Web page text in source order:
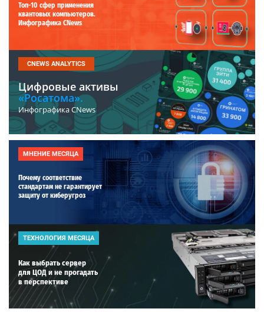
Топ-10 сфер применения
квантовых компьютеров.
Инфографика CNews
CNEWS ANALYTICS
Цифровые активы
«Росатома».
Инфографика CNews
МНЕНИЕ МЕСЯЦА
Почему соответствие
стандартам не гарантирует
защиту от киберугроз
ТЕХНОЛОГИЯ МЕСЯЦА
Как выбрать сервер
для ЦОД и не прогадать
в перспективе